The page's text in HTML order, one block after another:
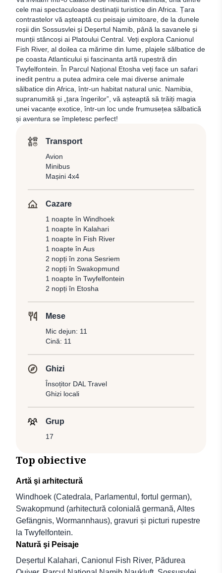
cele mai spectaculoase destinații turistice din Africa. Țara
contrastelor vă așteaptă cu peisaje uimitoare, de la dunele
roșii din Sossusvlei și Deșertul Namib, până la savanele și
munții stâncoși ai Platoului Central. Veți explora Canionul
Fish River, al doilea ca mărime din lume, plajele sălbatice de
pe coasta Atlanticului și fascinanta artă rupestră din
Twyfelfontein. În Parcul Național Etosha veți face un safari
inedit pentru a putea admira cele mai diverse animale
sălbatice din Africa, într-un habitat natural unic. Namibia,
supranumită și „țara îngerilor”, vă așteaptă să trăiți magia
unei vacanțe exotice, într-un loc unde frumusețea sălbatică
și aventura se împletesc perfect!
Transport
Avion
Minibus
Mașini 4x4
Cazare
1 noapte în Windhoek
1 noapte în Kalahari
1 noapte în Fish River
1 noapte în Aus
2 nopți în zona Sesriem
2 nopți în Swakopmund
1 noapte în Twyfelfontein
2 nopți în Etosha
Mese
Mic dejun: 11
Cină: 11
Ghizi
Însoțitor DAL Travel
Ghizi locali
Grup
17
Top obiective
Artă şi arhitectură
Windhoek (Catedrala, Parlamentul, fortul german),
Swakopmund (arhitectură colonială germană, Altes
Gefängnis, Wormannhaus), gravuri și picturi rupestre
la Twyfelfontein.
Natură şi Peisaje
Deșertul Kalahari, Canionul Fish River, Pădurea